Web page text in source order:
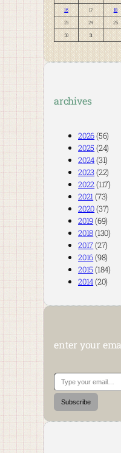
16 17 18
23 24 25
30
31
archives
2026(56)
2025 (24)
2024(31)
2023(22)
2022(117)
2021 (73)
2020(37)
2019(69)
2018(130)
2017(27)
2016(98)
2015 (184)
2014(20)
enter your
Type your email…
Subscribe